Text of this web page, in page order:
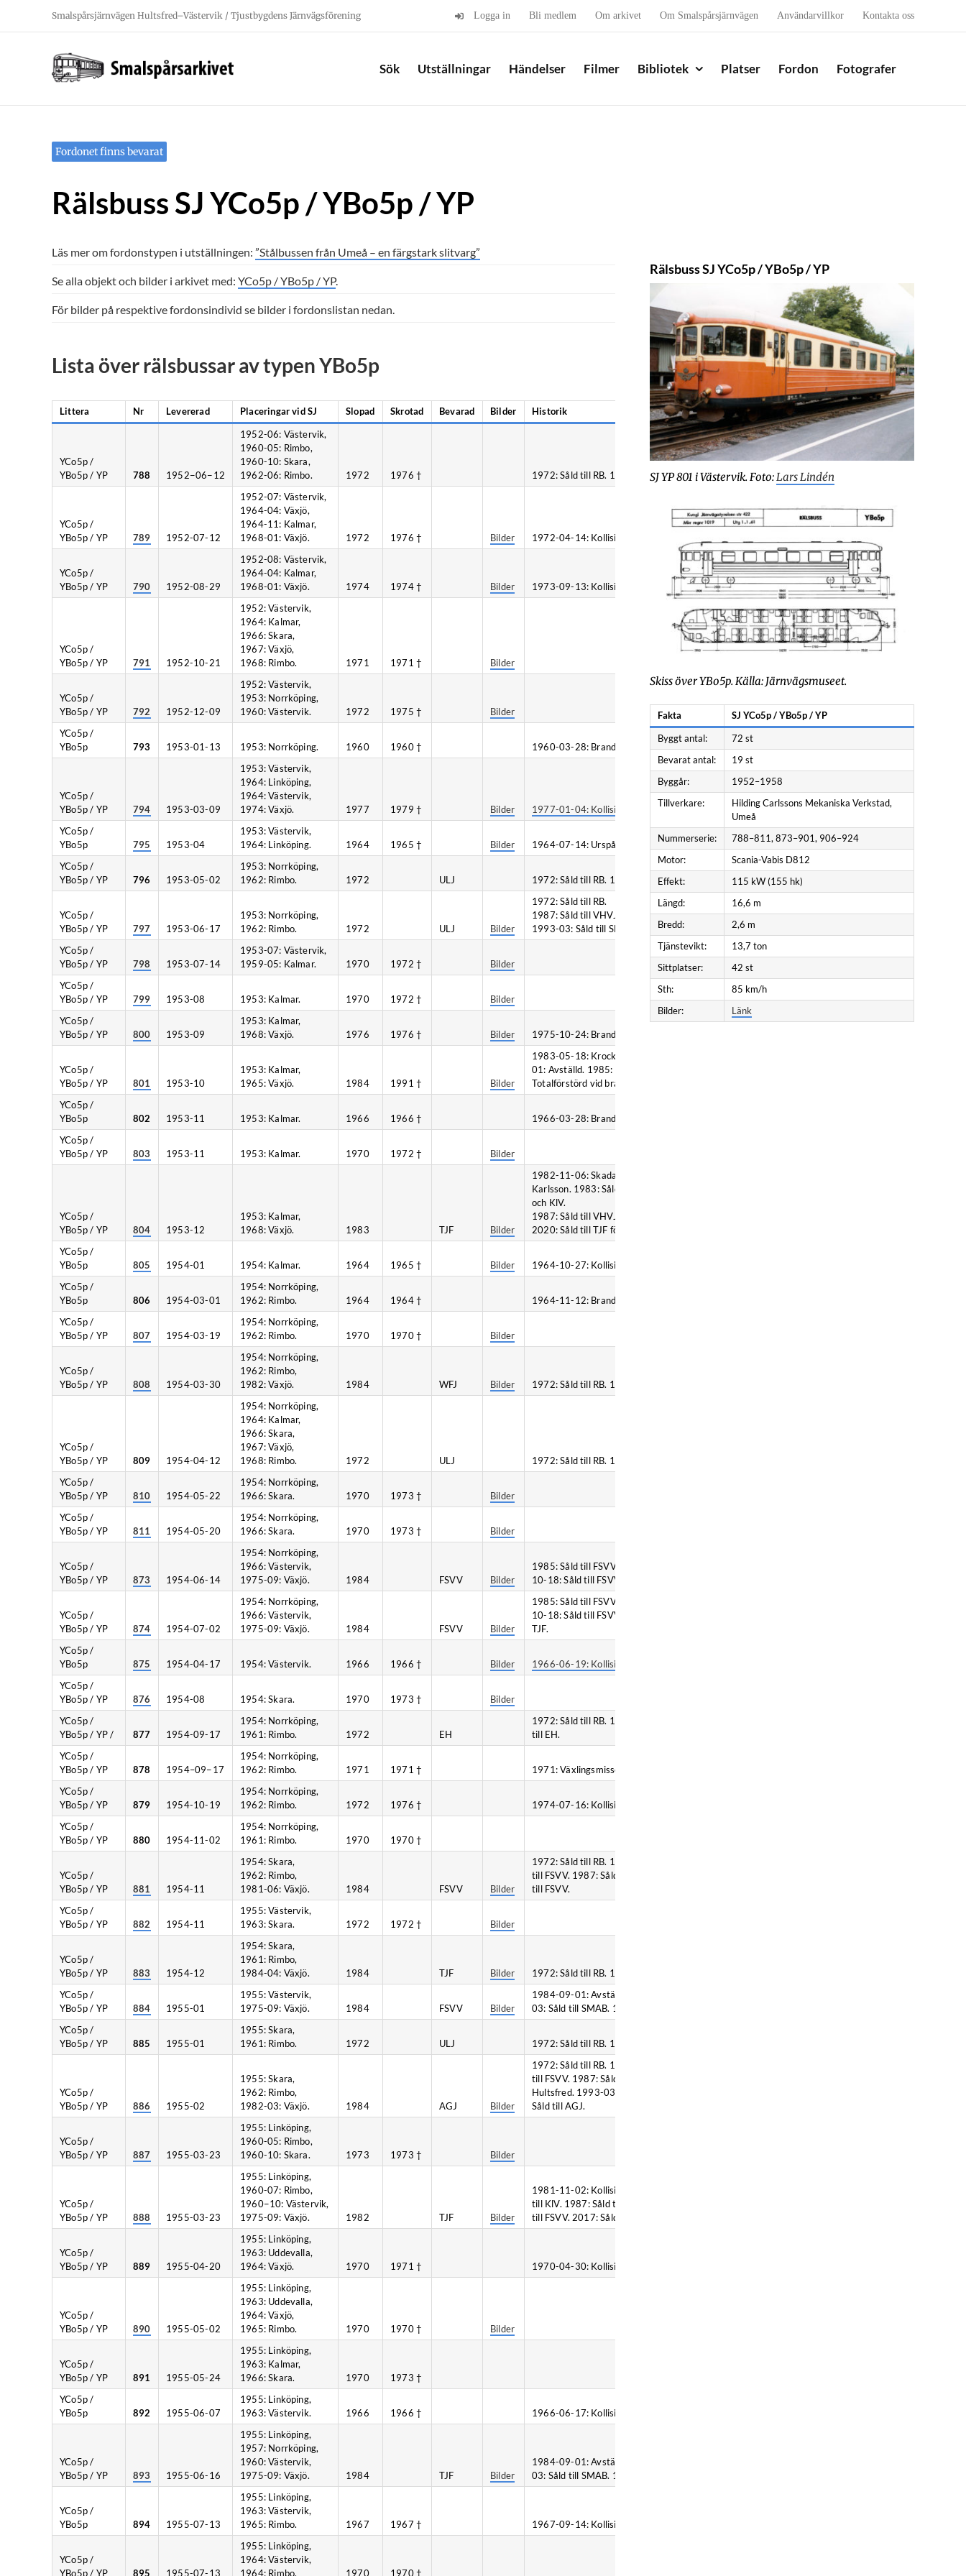
Smalspårsjärnvägen Hultsfred–Västervik / Tjustbygdens Järnvägsförening Logga in Bli medlem Om arkivet Om Smalspårsjärnvägen Användarvillkor Kontakta oss
Sök Utställningar Händelser Filmer Bibliotek Platser Fordon Fotografer
Fordonet finns bevarat
Rälsbuss SJ YCo5p / YBo5p / YP
Läs mer om fordonstypen i utställningen: ”Stålbussen från Umeå – en färgstark slitvarg”
Se alla objekt och bilder i arkivet med: YCo5p / YBo5p / YP.
För bilder på respektive fordonsindivid se bilder i fordonslistan nedan.
Lista över rälsbussar av typen YBo5p
Littera Nr Levererad Placeringar vid SJ Slopad Skrotad Bevarad Bilder Historik
YCo5p /
YBo5p / YP
788 1952−06−12
1952-06: Västervik,
1960-05: Rimbo,
1960-10: Skara,
1962-06: Rimbo.
1972 1976 † 1972: Såld till RB. 1974-07-16: Kollision vägfordon, Frösunda.
YCo5p /
YBo5p / YP
789 1952-07-12
1952-07: Västervik,
1964-04: Växjö,
1964-11: Kalmar,
1968-01: Växjö.
1972 1976 † Bilder 1972-04-14: Kollision, Virserum.
YCo5p /
YBo5p / YP
790 1952-08-29
1952-08: Västervik,
1964-04: Kalmar,
1968-01: Växjö.
1974 1974 † Bilder 1973-09-13: Kollision, Åseda–Flybo.
YCo5p /
YBo5p / YP
791 1952-10-21
1952: Västervik,
1964: Kalmar,
1966: Skara,
1967: Växjö,
1968: Rimbo.
1971 1971 † Bilder
YCo5p /
YBo5p / YP
792 1952-12-09
1952: Västervik,
1953: Norrköping,
1960: Västervik.
1972 1975 †
Bilder
YCo5p /
YBo5p
793 1953-01-13 1953: Norrköping. 1960 1960 † 1960-03-28: Brand, Norrköping.
YCo5p /
YBo5p / YP
794 1953-03-09
1953: Västervik,
1964: Linköping,
1964: Västervik,
1974: Växjö.
1977 1979 † Bilder
1977-01-04: Kollision, Tuna–Väderum.
YCo5p /
YBo5p
795 1953-04
1953: Västervik,
1964: Linköping.
1964 1965 † Bilder
1964-07-14: Urspårning, Åtvidaberg.
YCo5p /
YBo5p / YP
796 1953-05-02
1953: Norrköping,
1962: Rimbo.
1972 ULJ 1972: Såld till RB. 1987: Såld till ULJ.
YCo5p /
YBo5p / YP
797 1953-06-17
1953: Norrköping,
1962: Rimbo.
1972 ULJ Bilder
1972: Såld till RB.
1987: Såld till VHVJ. 1989-08-12: Krockskadad med YP 886 i Hultsfred.
1993-03: Såld till SMAB. 1997-10-18: Såld till FSVV. 2010: Såld till ULJ.
YCo5p /
YBo5p / YP
798 1953-07-14
1953-07: Västervik,
1959-05: Kalmar.
1970 1972 †
Bilder
YCo5p /
YBo5p / YP
799 1953-08 1953: Kalmar. 1970 1972 †
Bilder
YCo5p /
YBo5p / YP
800 1953-09
1953: Kalmar,
1968: Växjö.
1976 1976 † Bilder 1975-10-24: Brand, Vena–Gnötteln.
YCo5p /
YBo5p / YP
801 1953-10
1953: Kalmar,
1965: Växjö.
1984 1991 † Bilder
1983-05-18: Krock med granatkastare Kvarnagården–Braås. 1984-09-
01: Avställd. 1985: Såld till FSVV. 1987: Såld till VHVJ. 1989-07-03:
Totalförstörd vid brand, Åseda.
YCo5p /
YBo5p
802 1953-11 1953: Kalmar. 1966 1966 †
1966-03-28: Brand, Kalmar.
YCo5p /
YBo5p / YP
803 1953-11 1953: Kalmar. 1970 1972 † Bilder
YCo5p /
YBo5p / YP
804 1953-12
1953: Kalmar,
1968: Växjö.
1983 TJF Bilder
1982-11-06: Skadad vid brand, Växjö. 1983-08-25: Såld till Björn
Karlsson. 1983: Såld till KlV. 1984-11-13: Skickad från Örebro till Deje
och KlV.
1987: Såld till VHVJ. 1993-03: Såld till SMAB. 1997-10-18: Såld till FSVV.
2020: Såld till TJF för 50.000 kr.
YCo5p /
YBo5p
805 1954-01 1954: Kalmar. 1964 1965 † Bilder
1964-10-27: Kollision, Blomstermåla.
YCo5p /
YBo5p
806 1954-03-01
1954: Norrköping,
1962: Rimbo.
1964 1964 †
1964-11-12: Brand, Frösunda.
YCo5p /
YBo5p / YP
807 1954-03-19
1954: Norrköping,
1962: Rimbo.
1970 1970 † Bilder
YCo5p /
YBo5p / YP
808 1954-03-30
1954: Norrköping,
1962: Rimbo,
1982: Växjö.
1984 WFJ Bilder 1972: Såld till RB. 1982: Såld till SJ. 1985: Såld till WFJ.
YCo5p /
YBo5p / YP
809 1954-04-12
1954: Norrköping,
1964: Kalmar,
1966: Skara,
1967: Växjö,
1968: Rimbo.
1972 ULJ
1972: Såld till RB. 1987: Såld till ULJ.
YCo5p /
YBo5p / YP
810 1954-05-22
1954: Norrköping,
1966: Skara.
1970 1973 †
Bilder
YCo5p /
YBo5p / YP
811 1954-05-20
1954: Norrköping,
1966: Skara.
1970 1973 † Bilder
YCo5p /
YBo5p / YP
873 1954-06-14
1954: Norrköping,
1966: Västervik,
1975-09: Växjö.
1984 FSVV Bilder
1985: Såld till FSVV. 1987: Såld till VHVJ. 1993-03: Såld till SMAB. 1997-
10-18: Såld till FSVV.
YCo5p /
YBo5p / YP
874 1954-07-02
1954: Norrköping,
1966: Västervik,
1975-09: Växjö.
1984 FSVV Bilder
1985: Såld till FSVV. 1987: Såld till VHVJ. 1993-03: Såld till SMAB. 1997-
10-18: Såld till FSVV. 1997: Deponerad hos AGJ. 2000: Deponerad hos
TJF.
YCo5p /
YBo5p
875 1954-04-17 1954: Västervik. 1966 1966 † Bilder
1966-06-19: Kollision, Hultsfred.
YCo5p /
YBo5p / YP
876 1954-08 1954: Skara. 1970 1973 †
Bilder
YCo5p /
YBo5p / YP /
877 1954-09-17
1954: Norrköping,
1961: Rimbo.
1972 EH
1972: Såld till RB. 1978: Ombyggd till elrevisionsbuss RB 60. 2006: Såld
till EH.
YCo5p /
YBo5p / YP
878 1954–09−17
1954: Norrköping,
1962: Rimbo.
1971 1971 †
1971: Växlingsmissöde.
YCo5p /
YBo5p / YP
879 1954-10-19
1954: Norrköping,
1962: Rimbo.
1972 1976 †
1974-07-16: Kollision, Frösunda.
YCo5p /
YBo5p / YP
880 1954-11-02
1954: Norrköping,
1961: Rimbo.
1970 1970 †
YCo5p /
YBo5p / YP
881 1954-11
1954: Skara,
1962: Rimbo,
1981-06: Växjö.
1984 FSVV Bilder
1972: Såld till RB. 1981-06: Såld till SJ. 1984-09-01: Avställd. 1985: Såld
till FSVV. 1987: Såld till VHVJ. 1993-03: Såld till SMAB. 1997-10-18: Såld
till FSVV.
YCo5p /
YBo5p / YP
882 1954-11
1955: Västervik,
1963: Skara.
1972 1972 † Bilder
YCo5p /
YBo5p / YP
883 1954-12
1954: Skara,
1961: Rimbo,
1984-04: Växjö.
1984 TJF Bilder
1972: Såld till RB. 1984-04: Såld till SJ. 1985: Såld till TJF.
YCo5p /
YBo5p / YP
884 1955-01
1955: Västervik,
1975-09: Växjö.
1984 FSVV Bilder
1984-09-01: Avställd. 1985: Såld till FSVV. 1987: Såld till VHVJ. 1993-
03: Såld till SMAB. 1997: Såld till JAB. 2010: Såld till SH.
YCo5p /
YBo5p / YP
885 1955-01
1955: Skara,
1961: Rimbo.
1972 ULJ 1972: Såld till RB. 1987: Såld till ULJ.
YCo5p /
YBo5p / YP
886 1955-02
1955: Skara,
1962: Rimbo,
1982-03: Växjö.
1984 AGJ Bilder
1972: Såld till RB. 1982-03: Såld till SJ. 1984-09-01: Avställd. 1985: Såld
till FSVV. 1987: Såld till VHVJ. 1989-08-12: Krockskadad med YP 797 i
Hultsfred. 1993-03: Såld till SMAB. 1997-10-18: Såld till FSVV. 2010:
Såld till AGJ.
YCo5p /
YBo5p / YP
887 1955-03-23
1955: Linköping,
1960-05: Rimbo,
1960-10: Skara.
1973 1973 † Bilder
YCo5p /
YBo5p / YP
888 1955-03-23
1955: Linköping,
1960-07: Rimbo,
1960−10: Västervik,
1975-09: Växjö.
1982 TJF Bilder
1981-11-02: Kollision, Evedal. 1982: Såld till Björn Karlsson. 1982: Såld
till KlV. 1987: Såld till VHVJ. 1993-03: Såld till SMAB. 1997-10-18: Såld
till FSVV. 2017: Såld till TJF.
YCo5p /
YBo5p / YP
889 1955-04-20
1955: Linköping,
1963: Uddevalla,
1964: Växjö.
1970 1971 † 1970-04-30: Kollision, Braås.
YCo5p /
YBo5p / YP
890 1955-05-02
1955: Linköping,
1963: Uddevalla,
1964: Växjö,
1965: Rimbo.
1970 1970 † Bilder
YCo5p /
YBo5p / YP
891 1955-05-24
1955: Linköping,
1963: Kalmar,
1966: Skara.
1970
1973 †
YCo5p /
YBo5p
892 1955-06-07
1955: Linköping,
1963: Västervik.
1966 1966 † 1966-06-17: Kollision, Tjursbo.
YCo5p /
YBo5p / YP
893 1955-06-16
1955: Linköping,
1957: Norrköping,
1960: Västervik,
1975-09: Växjö.
1984 TJF Bilder
1984-09-01: Avställd. 1985: Såld till FSVV. 1987: Såld till VHVJ. 1993-
03: Såld till SMAB. 1997-10-18: Såld till FSVV. 2017: Såld till TJF.
YCo5p /
YBo5p
894 1955-07-13
1955: Linköping,
1963: Västervik,
1965: Rimbo.
1967 1967 † 1967-09-14: Kollision, Stocksund.
YCo5p /
YBo5p / YP
895 1955-07-13
1955: Linköping,
1964: Västervik,
1964: Rimbo.
1970 1970 †
Rälsbuss SJ YCo5p / YBo5p / YP
SJ YP 801 i Västervik. Foto:Lars Lindén
Skiss över YBo5p. Källa: Järnvägsmuseet.
Fakta
SJ YCo5p / YBo5p / YP
Byggt antal:
72 st
Bevarat antal:
19 st
Byggår:
1952–1958
Tillverkare:
Hilding Carlssons Mekaniska Verkstad,
Umeå
Nummerserie:
788–811, 873–901, 906–924
Motor:
Scania-Vabis D812
Effekt:
115 kW (155 hk)
Längd:
16,6 m
Bredd:
2,6 m
Tjänstevikt:
13,7 ton
Sittplatser:
42 st
Sth:
85 km/h
Bilder:
Länk